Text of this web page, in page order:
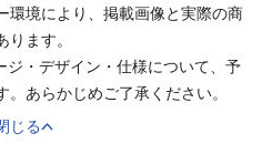
境により、掲載画像と実際の商
ます。
・デザイン・仕様について、予
あらかじめご了承ください。
じる